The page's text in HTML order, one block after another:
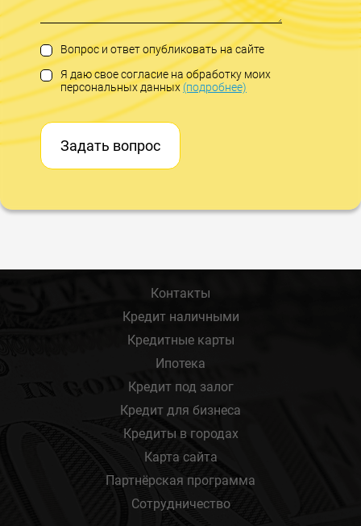
Вопрос и ответ опубликовать на сайте
Я даю свое согласие на обработку моих
персональных данных(подробнее)
Задать вопрос
Контакты
Кредит наличными
Кредитные карты
Ипотека
Кредит под залог
Кредит для бизнеса
Кредиты в городах
Карта сайта
Партнёрская программа
Сотрудничество